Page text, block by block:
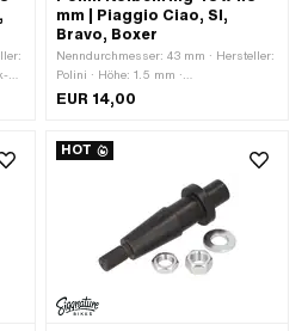
mm | Piaggio Ciao, SI,
Bravo, Boxer
Nenndurchmesser: 43 mm · Hersteller:
Polini · Höhe: 1.5 mm ·
Kolbenringstoss: Flankensicherung
EUR 14,00
HOT